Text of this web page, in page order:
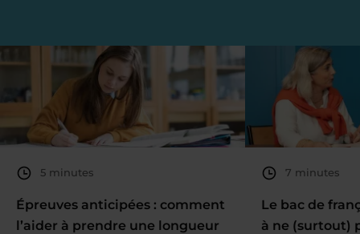
5 minutes
Épreuves anticipées : comment
l’aider à prendre une longueur
7 minutes
Le bac de
à ne (surtout)